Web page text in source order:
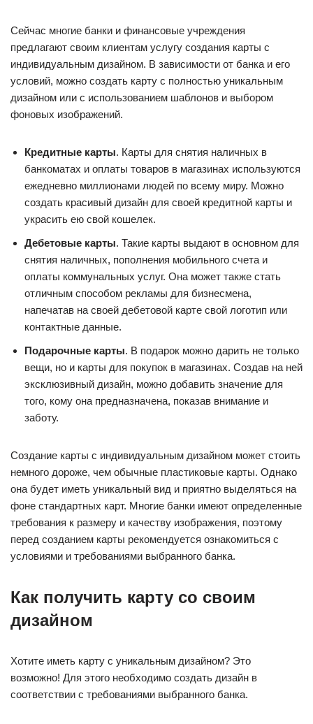
Сейчас многие банки и финансовые учреждения
предлагают своим клиентам услугу создания карты с
индивидуальным дизайном. В зависимости от банка и его
условий, можно создать карту с полностью уникальным
дизайном или с использованием шаблонов и выбором
фоновых изображений.
Кредитные карты. Карты для снятия наличных в
банкоматах и оплаты товаров в магазинах используются
ежедневно миллионами людей по всему миру. Можно
создать красивый дизайн для своей кредитной карты и
украсить ею свой кошелек.
Дебетовые карты. Такие карты выдают в основном для
снятия наличных, пополнения мобильного счета и
оплаты коммунальных услуг. Она может также стать
отличным способом рекламы для бизнесмена,
напечатав на своей дебетовой карте свой логотип или
контактные данные.
Подарочные карты. В подарок можно дарить не только
вещи, но и карты для покупок в магазинах. Создав на ней
эксклюзивный дизайн, можно добавить значение для
того, кому она предназначена, показав внимание и
заботу.
Создание карты с индивидуальным дизайном может стоить
немного дороже, чем обычные пластиковые карты. Однако
она будет иметь уникальный вид и приятно выделяться на
фоне стандартных карт. Многие банки имеют определенные
требования к размеру и качеству изображения, поэтому
перед созданием карты рекомендуется ознакомиться с
условиями и требованиями выбранного банка.
Как получить карту со своим
дизайном
Хотите иметь карту с уникальным дизайном? Это
возможно! Для этого необходимо создать дизайн в
соответствии с требованиями выбранного банка.